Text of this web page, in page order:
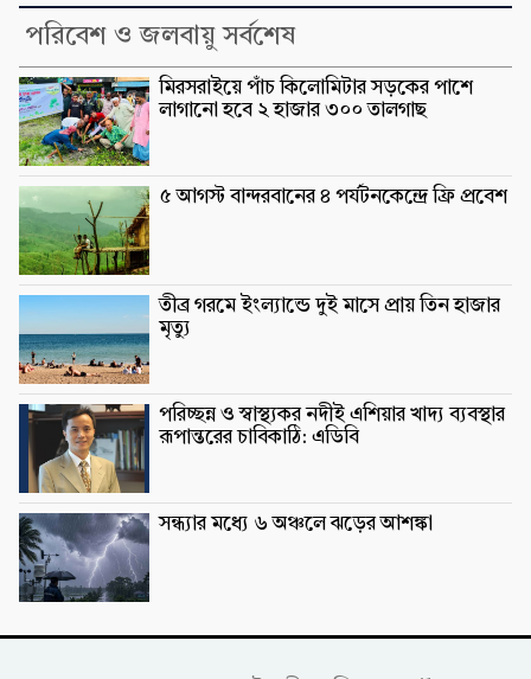
পরিবেশ ও জলবায়ু সর্বশেষ
মিরসরাইয়ে পাঁচ কিলোমিটার সড়কের পাশে
লাগানো হবে ২ হাজার ৩০০ তালগাছ
৫ আগস্ট বান্দরবানের ৪ পর্যটনকেন্দ্রে ফ্রি প্রবেশ
তীব্র গরমে ইংল্যান্ডে দুই মাসে প্রায় তিন হাজার
মৃত্যু
পরিচ্ছন্ন ও স্বাস্থ্যকর নদীই এশিয়ার খাদ্য ব্যবস্থার
রূপান্তরের চাবিকাঠি: এডিবি
সন্ধ্যার মধ্যে ৬ অঞ্চলে ঝড়ের আশঙ্কা